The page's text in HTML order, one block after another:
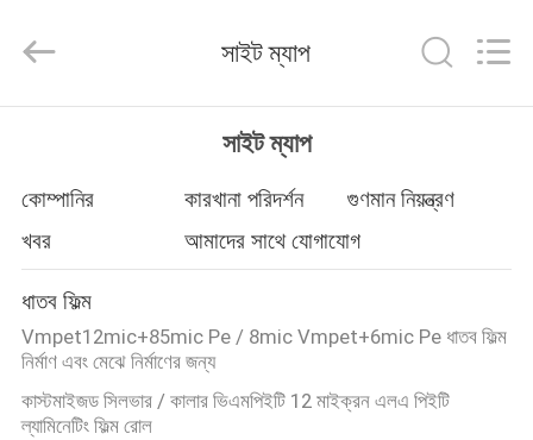
পণ্য
ভিডিও
আমাদের
সম্বন্ধে
Exporting
Rights
সাইট ম্যাপ
সাইট ম্যাপ
কোম্পানির কারখানা পরিদর্শন
গুণমান নিয়ন্ত্রণ
খবর
আমাদের সাথে যোগাযোগ
ধাতব ফিল্ম
Vmpet12mic+85mic Pe / 8mic Vmpet+6mic Pe ধাতব ফিল্ম
নির্মাণ এবং মেঝে নির্মাণের জন্য
কাস্টমাইজড সিলভার / কালার ভিএমপিইটি 12 মাইক্রন এলএ পিইটি
ল্যামিনেটিং ফিল্ম রোল